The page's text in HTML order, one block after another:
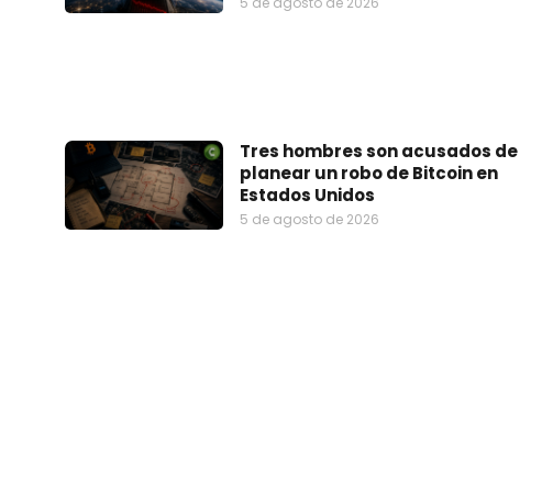
Tres hombres son acusados de
planear un robo de Bitcoin en
Estados Unidos
5 de agosto de 2026